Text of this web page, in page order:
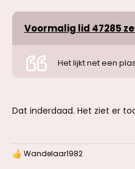
Voormalig lid 47285
Het lijkt net een
Dat inderdaad. Het ziet er
W Wandelaar1982